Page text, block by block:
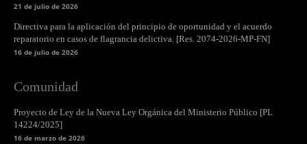
21 de julio de 2026
Directiva para la aplicación del principio de oportunidad y el acuerdo
reparatorio en casos de flagrancia delictiva. [Res. 2074-2026-MP-FN]
16 de julio de 2026
Comunidad
Proyecto de Ley de la Nueva Ley Orgánica del Ministerio Público [PL
14224/2025]
16 de marzo de 2026